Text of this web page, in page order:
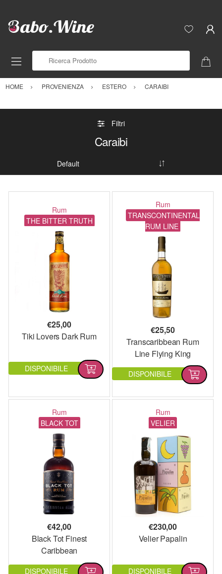
HOME PROVENIENZA ESTERO CARAIBI
Filtri
Caraibi
Rum
THE BITTER TRUTH
€25,00
Tiki Lovers Dark Rum
DISPONIBILE
Rum
TRANSCONTINENTAL
RUM LINE
€25,50
Transcaribbean Rum
Line Flying King
DISPONIBILE
Rum
BLACK TOT
€42,00
Black Tot Finest
Caribbean
DISPONIBILE
Rum
VELIER
€230,00
Velier Papalin
DISPONIBILE